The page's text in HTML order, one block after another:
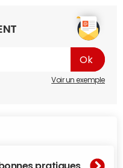
Voir un exemple
pratiques